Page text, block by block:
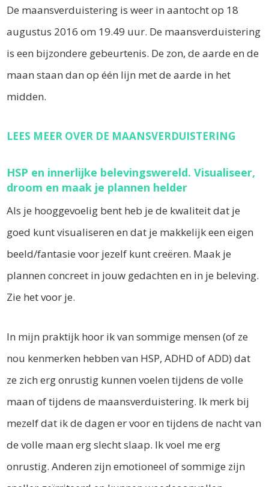
De maansverduistering is weer in aantocht op 18
augustus 2016 om 19.49 uur. De maansverduistering
is een bijzondere gebeurtenis. De zon, de aarde en de
maan staan dan op één lijn met de aarde in het
midden.
LEES MEER OVER DE MAANSVERDUISTERING
HSP en innerlijke belevingswereld. Visualiseer,
droom en maak je plannen helder
Als je hooggevoelig bent heb je de kwaliteit dat je
goed kunt visualiseren en dat je makkelijk een eigen
beeld/fantasie voor jezelf kunt creëren. Maak je
plannen concreet in jouw gedachten en in je beleving.
Zie het voor je.
In mijn praktijk hoor ik van sommige mensen (of ze
nou kenmerken hebben van HSP, ADHD of ADD) dat
ze zich erg onrustig kunnen voelen tijdens de volle
maan of tijdens de maansverduistering. Ik merk bij
mezelf dat ik de dagen er voor en tijdens de nacht van
de volle maan erg slecht slaap. Ik voel me erg
onrustig. Anderen zijn emotioneel of sommige zijn